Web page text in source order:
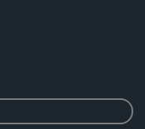
und die Ferse immer